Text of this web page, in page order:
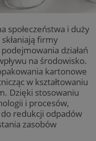
społeczeństwa i duży
firmy
działań
na środowisko.
kartonowe
w kształtowaniu
Dzięki stosowaniu
i procesów,
redukcji odpadów
zasobów